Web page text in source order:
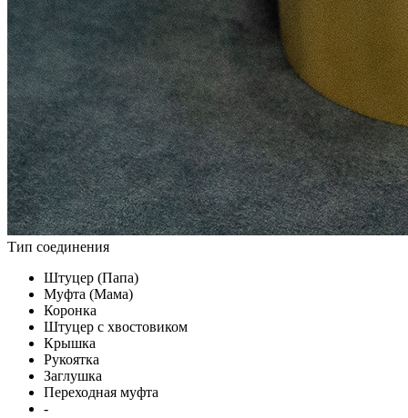
Тип соединения
Штуцер (Папа)
Муфта (Мама)
Коронка
Штуцер с хвостовиком
Крышка
Рукоятка
Заглушка
Переходная муфта
-